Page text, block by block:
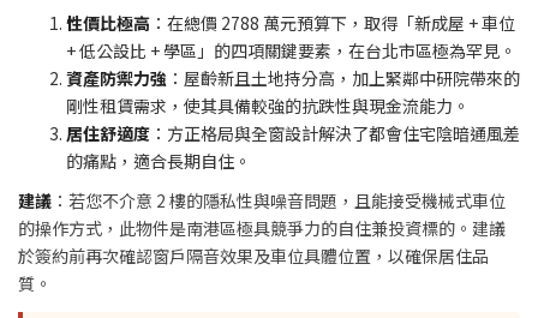
性價比極高 ：在總價 2788 萬元預算下，取得「新成屋 + 車位
+ 低公設比 + 學區」的四項關鍵要素，在台北市區極為罕見。
資產防禦力強 ：屋齡新且土地持分高，加上緊鄰中研院帶來的
剛性租賃需求，使其具備較強的抗跌性與現金流能力。
居住舒適度 ：方正格局與全窗設計解決了都會住宅陰暗通風差
的痛點，適合長期自住。
建議 ：若您不介意 2 樓的隱私性與噪音問題，且能接受機械式車位
的操作方式，此物件是南港區極具競爭力的自住兼投資標的。建議
於簽約前再次確認窗戶隔音效果及車位具體位置，以確保居住品
質。